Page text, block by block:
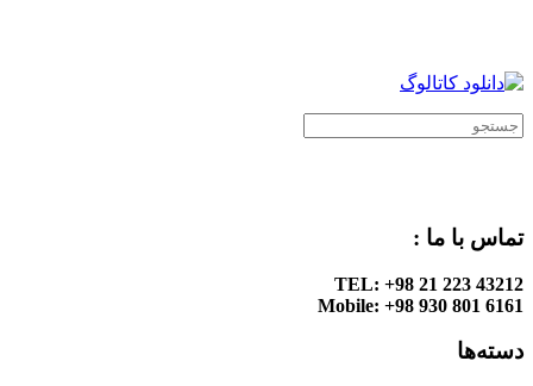
تماس با ما :
TEL: +98 21 223 43212
Mobile: +98 930 801 6161
دسته‌ها